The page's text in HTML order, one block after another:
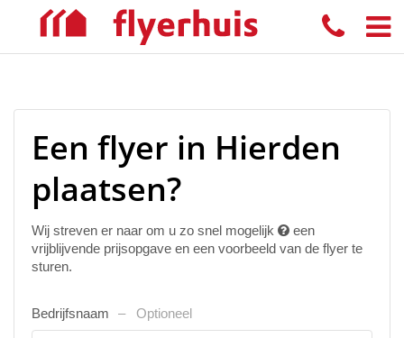
Een flyer in Hierden
plaatsen?
Wij streven er naar om u zo snel mogelijk
een
vrijblijvende prijsopgave en een voorbeeld van de flyer te
sturen.
Bedrijfsnaam Optioneel